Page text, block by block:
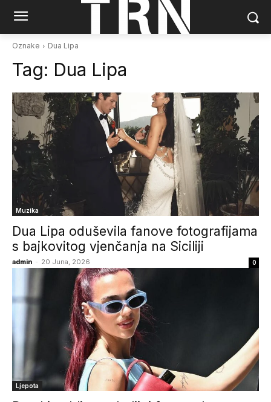
Oznake Dua Lipa
Tag: Dua Lipa
Muzika
Dua Lipa oduševila fanove fotografijama
s bajkovitog vjenčanja na Siciliji
admin - 20 Juna, 2026 0
Ljepota